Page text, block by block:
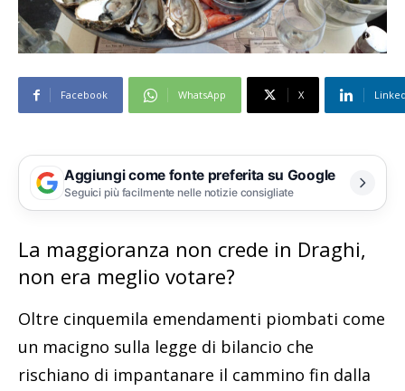
Facebook WhatsApp X
Aggiungi come fonte preferita su Google
Seguici più facilmente nelle notizie consigliate
La maggioranza non crede in Draghi,
non era meglio votare?
Oltre cinquemila emendamenti piombati come
un macigno sulla legge di bilancio che
rischiano di impantanare il cammino fin dalla